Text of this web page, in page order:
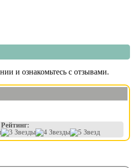
и ознакомьтесь с отзывами.
Рейтинг: